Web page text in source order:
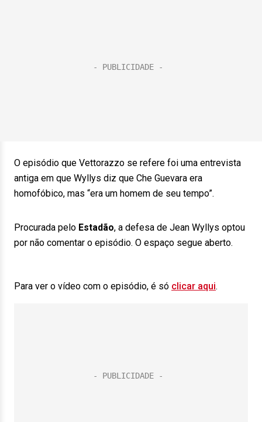
O episódio que Vettorazzo se refere foi uma entrevista
antiga em que Wyllys diz que Che Guevara era
homofóbico, mas “era um homem de seu tempo”.
Procurada pelo Estadão, a defesa de Jean Wyllys optou
por não comentar o episódio. O espaço segue aberto.
Para ver o vídeo com o episódio, é só clicar aqui.